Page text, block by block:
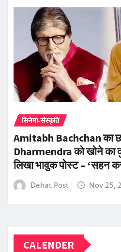
सिनेमा-संस्कृति
Amitabh Bachchan का
Dharmendra को खोने का
लिखा भावुक पोस्ट – ‘सहन
Dehat Post Nov 25,
CALENDER